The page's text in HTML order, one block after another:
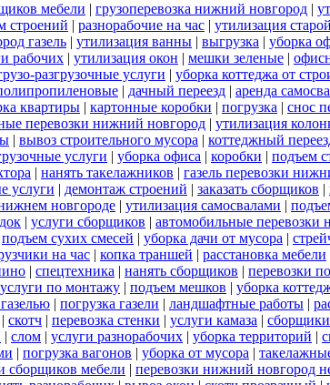
мебели | грузоперевозка нижний новгород |
строений | разнорабочие на час | утилизация
газель | утилизация ванны | выгрузка | уборка
рабочих | утилизация окон | мешки зеленые |
разгрузочные услуги | уборка коттеджа от
| дачный переезд | аренда
квартиры | картонные коробки | погрузка | снос
перевозки нижний новгород | утилизация
| вывоз строительного мусора | коттеджный
услуги | уборка офиса | коробки | подъем
| нанять такелажников | газель перевозки
услуги | демонтаж строений | заказать сборщиков |
нижнем новгороде | утилизация самосвалами |
| услуги сборщиков | автомобильные перевозки
подъем сухих смесей | уборка дачи от мусора |
на час | копка траншей | расстановка мебели
| спецтехника | нанять сборщиков | перевозки
услуги по монтажу | подъем мешков | уборка
| погрузка газели | ландшафтные работы |
| скотч | перевозка стенки | услуги камаза |
| слом | услуги разнорабочих | уборка территорий |
| погрузка вагонов | уборка от мусора |
сборщиков мебели | перевозки нижний новгород